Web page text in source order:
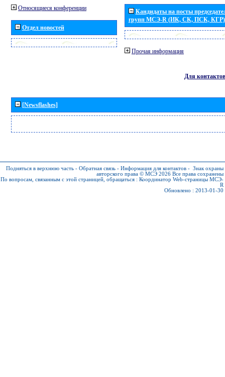
Относящиеся конференции
Отдел новостей
Кандидаты на посты
групп МСЭ-R (ИК, СК, ПСК, КГР)
Прочая информация
Для контактов
[Newsflashes]
Подняться в верхнюю часть - Обратная связь - Информация для контактов - Знак охраны
авторского права © МСЭ 2026 Все права сохранены
По вопросам, связанным с этой страницей, обращаться : Координатор Web-страницы МСЭ-
R
Обновлено : 2013-01-30